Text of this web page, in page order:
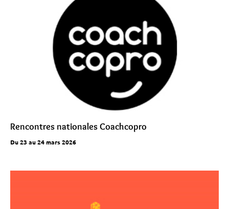
Rencontres nationales Coachcopro
Du 23 au 24 mars 2026